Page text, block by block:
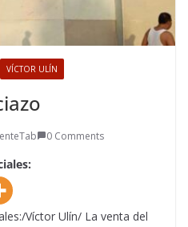
VÍCTOR ULÍN
0 Comments
Víctor Ulín/ La venta del